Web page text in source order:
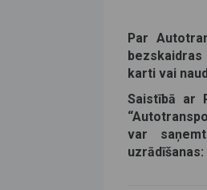
Par
karti vai
Saistībā ar
var